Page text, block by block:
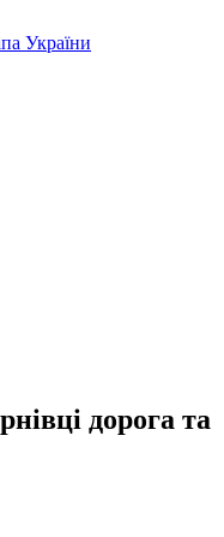
України
дорога та